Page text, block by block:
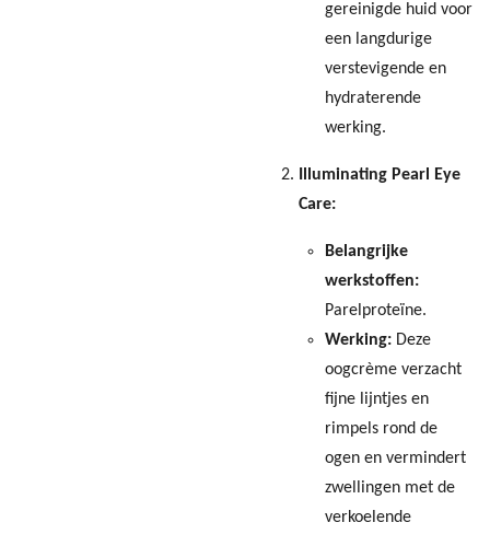
gereinigde huid voor
een langdurige
verstevigende en
hydraterende
werking.
Illuminating Pearl Eye
Care:
Belangrijke
werkstoffen:
Parelproteïne.
Werking: Deze
oogcrème verzacht
fijne lijntjes en
rimpels rond de
ogen en vermindert
zwellingen met de
verkoelende